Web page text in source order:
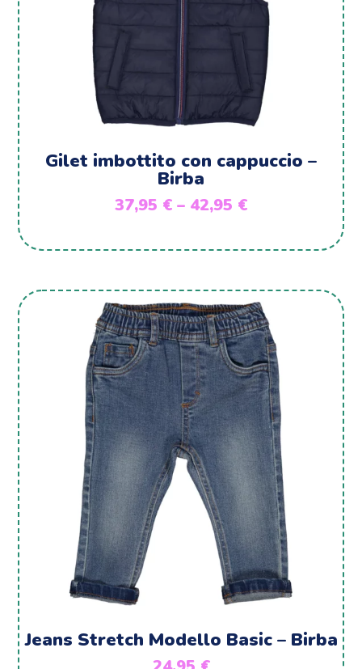
Gilet imbottito con cappuccio –
Birba
37,95 € – 42,95 €
Jeans Stretch Modello Basic – Birba